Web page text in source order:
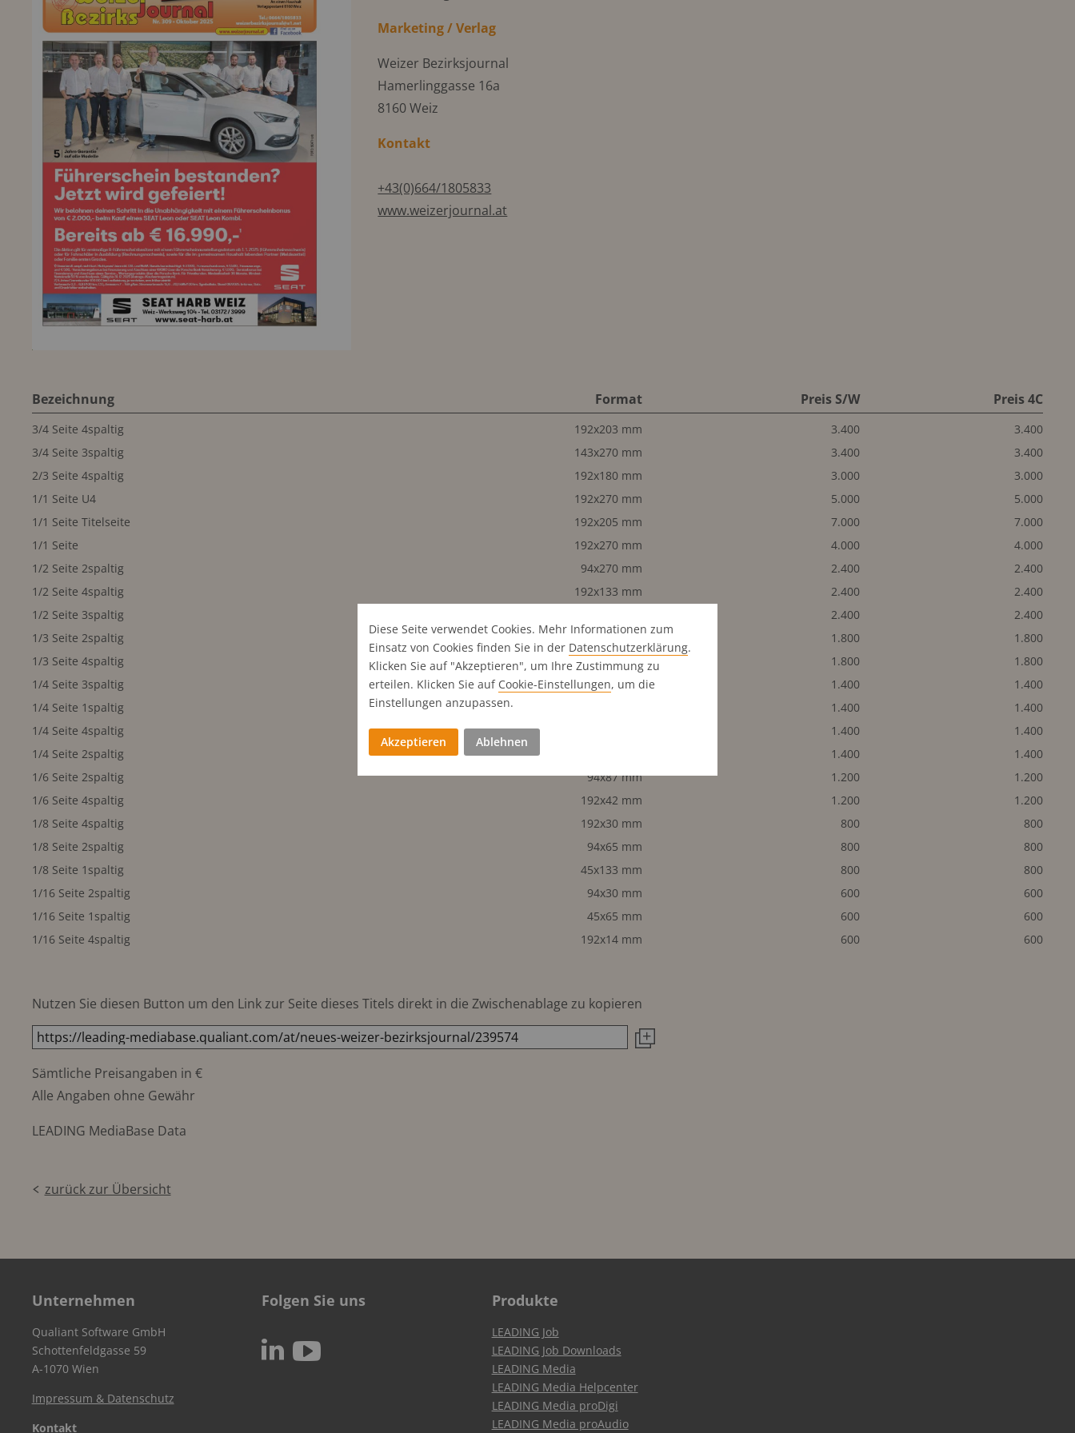
Marketing / Verlag
Weizer Bezirksjournal
Hamerlinggasse 16a
8160 Weiz
Kontakt
+43(0)664/1805833
www.weizerjournal.at
Bezeichnung Format Preis S/W Preis 4C
3/4 Seite 4spaltig 192x203 mm 3.400
3.400
3/4 Seite 3spaltig
143x270 mm 3.400
3.400
2/3 Seite 4spaltig
192x180 mm 3.000
3.000
1/1 Seite U4
192x270 mm 5.000
5.000
1/1 Seite Titelseite
192x205 mm 7.000
7.000
1/1 Seite
192x270 mm 4.000
4.000
1/2 Seite 2spaltig
94x270 mm 2.400
2.400
1/2 Seite 4spaltig
192x133 mm 2.400
2.400
1/2 Seite 3spaltig
2.400
2.400
1/3 Seite 2spaltig
94x180 mm 1.800
1.800
1/3 Seite 4spaltig
192x87 mm 1.800
1.800
1/4 Seite 3spaltig
143x87 mm 1.400
1.400
1/4 Seite 1spaltig
1.400
1.400
1/4 Seite 4spaltig
1.400
1.400
1/4 Seite 2spaltig
1.400
1.400
1/6 Seite 2spaltig
94x87 mm 1.200
1.200
1/6 Seite 4spaltig
192x42 mm 1.200
1.200
1/8 Seite 4spaltig
192x30 mm 800
800
1/8 Seite 2spaltig
94x65 mm 800
800
1/8 Seite 1spaltig
45x133 mm 800
800
1/16 Seite 2spaltig
94x30 mm 600
600
1/16 Seite 1spaltig
45x65 mm 600
600
1/16 Seite 4spaltig
192x14 mm 600 600
Nutzen Sie diesen Button um den Link zur Seite dieses Titels direkt in die Zwischenablage zu kopieren
Sämtliche Preisangaben in €
Alle Angaben ohne Gewähr
LEADING MediaBase Data
zurück zur Übersicht
Unternehmen
Qualiant Software GmbH
Schottenfeldgasse 59
A-1070 Wien
Impressum & Datenschutz
Kontakt
Folgen Sie uns
N c
Produkte
LEADING Job
LEADING Job Downloads
LEADING Media
LEADING Media Helpcenter
LEADING Media proDigi
LEADING Media proAudio
Diese Seite verwendet Cookies. Mehr Informationen zum
Einsatz von Cookies finden Sie in der Datenschutz­erklärung.
Klicken Sie auf "Akzeptieren", um Ihre Zustimmung zu
erteilen. Klicken Sie auf Cookie-Einstellungen, um die
Einstellungen anzupassen.
Akzeptieren Ablehnen